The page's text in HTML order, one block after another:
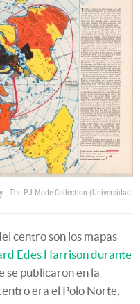
- The PJ Mode Collection (Universidad
centro son los mapas
Edes Harrison durante
se publicaron en la
era el Polo Norte,